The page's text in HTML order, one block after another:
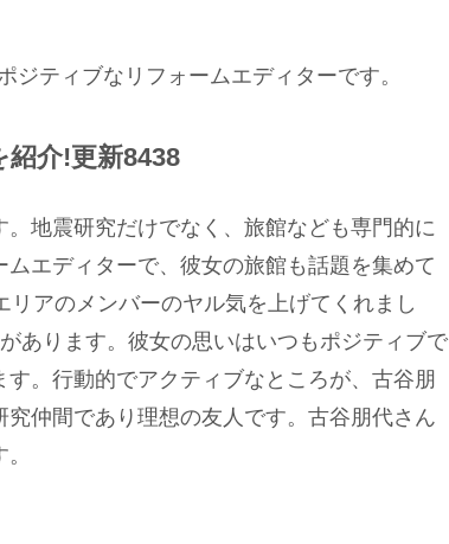
ティブなリフォームエディターです。
紹介!更新8438
地震研究だけでなく、旅館なども専門的に
エディターで、彼女の旅館も話題を集めて
アのメンバーのヤル気を上げてくれまし
あります。彼女の思いはいつもポジティブで
。行動的でアクティブなところが、古谷朋
仲間であり理想の友人です。古谷朋代さん